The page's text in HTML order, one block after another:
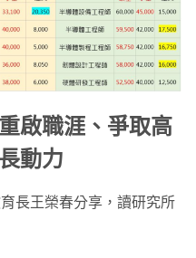
啟職涯、爭取高
動力
長王榮春分享，讀研究所